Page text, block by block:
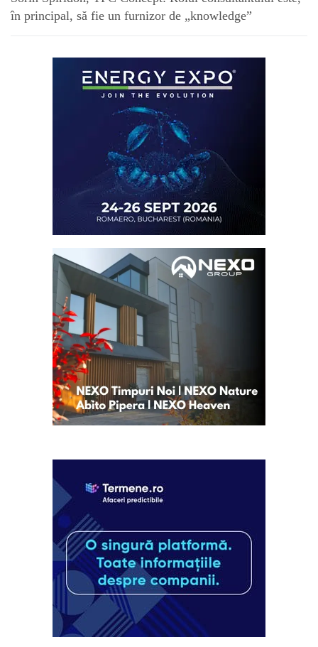
în principal, să fie un furnizor de „knowledge”